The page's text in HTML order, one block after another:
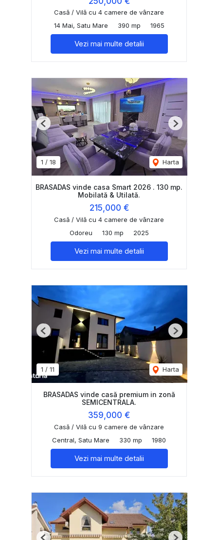
Casă / Vilă cu 4 camere de vânzare
14 Mai, Satu Mare
390 mp 1965
Vezi mai multe detalii
1 / 18 Harta
Previous Next
BRASADAS vinde casa Smart 2026 . 130 mp.
Mobilată & Utilată.
215,000 €
Casă / Vilă cu 4 camere de vânzare
Odoreu
130 mp 2025
Vezi mai multe detalii
1 / 11 Harta
Previous Next
BRASADAS vinde casă premium in zonă
SEMICENTRALA.
359,000 €
Casă / Vilă cu 9 camere de vânzare
Central, Satu Mare
330 mp 1980
Vezi mai multe detalii